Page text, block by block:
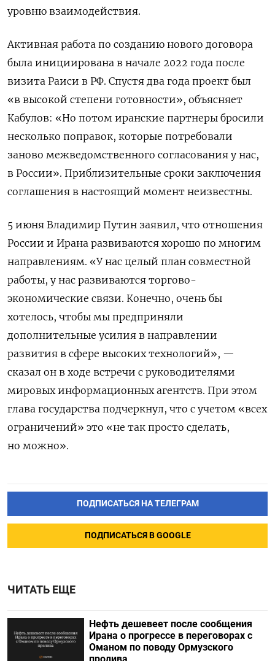
уровню взаимодействия.
Активная работа по созданию нового договора
была инициирована в начале 2022 года после
визита Раиси в РФ. Спустя два года проект был
«в высокой степени готовности», объясняет
Кабулов: «Но потом иранские партнеры бросили
несколько поправок, которые потребовали
заново межведомственного согласования у нас,
в России». Приблизительные сроки заключения
соглашения в настоящий момент неизвестны.
5 июня Владимир Путин заявил, что отношения
России и Ирана развиваются хорошо по многим
направлениям. «У нас целый план совместной
работы, у нас развиваются торгово-
экономические связи. Конечно, очень бы
хотелось, чтобы мы предприняли
дополнительные усилия в направлении
развития в сфере высоких технологий», —
сказал он в ходе встречи с руководителями
мировых информационных агентств. При этом
глава государства подчеркнул, что с учетом «всех
ограничений» это «не так просто сделать,
но можно».
ПОДПИСАТЬСЯ НА ТЕЛЕГРАМ
ПОДПИСАТЬСЯ В GOOGLE
ЧИТАТЬ ЕЩЕ
Нефть дешевеет после сообщения
Ирана о прогрессе в переговорах с
Оманом по поводу Ормузского